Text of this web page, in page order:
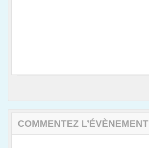
COMMENTEZ L’ÉVÈNEMENT